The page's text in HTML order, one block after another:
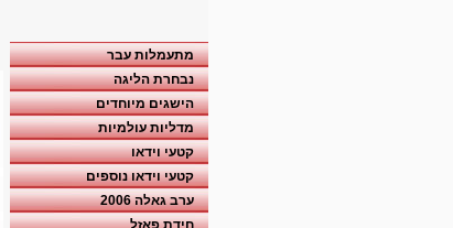
מתעמלות עבר
נבחרת הליגה
הישגים מיוחדים
מדליות עולמיות
קטעי וידאו
קטעי וידאו נוספים
ערב גאלה 2006
חידת פאזל